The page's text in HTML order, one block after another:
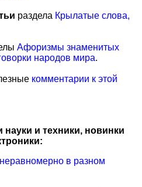
раздела Крылатые слова,
Афоризмы знаменитых
народов мира.
комментарии к этой
науки и техники, новинки
в разном